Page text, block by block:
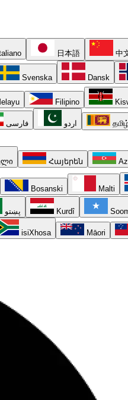
日本語 中
Svenska Dansk
Filipino
فارسی اردو தமிழ்
Հայերեն
Bosanski Malti
پښتو Kurdî
isiXhosa Māori